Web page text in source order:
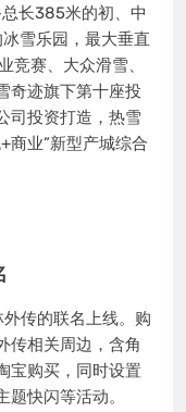
长385米的初、中
雪乐园，最大垂直
竞赛、大众滑雪、
奇迹旗下第十座投
司投资打造，热雪
商业”新型产城综合
传的联名上线。购
传相关周边，含角
宝购买，同时设置
快闪等活动。